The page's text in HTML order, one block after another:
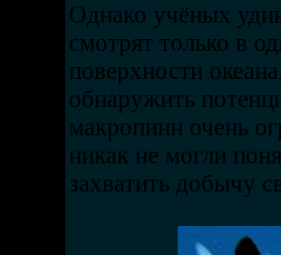
Однако учёных
смотрят только в
поверхности
обнаружить
макропинн очень
никак не могли
захватить добычу